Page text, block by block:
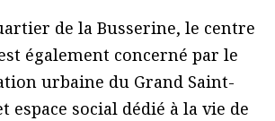
de la Busserine, le centre
également concerné par le
urbaine du Grand Saint-
espace social dédié à la vie de